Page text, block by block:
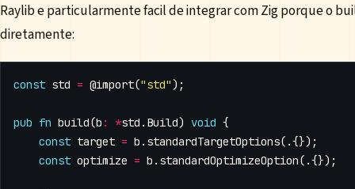
Raylib e particularmente facil de integrar com Zig porque o
diretamente:
const std = @import("std" );
pub fn build(b : *std . Build) void {
const target = b . standardTargetOptions(.{});
const optimize = b . standardOptimizeOption(.{});